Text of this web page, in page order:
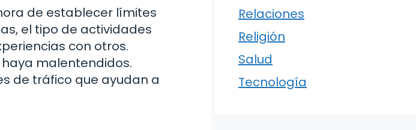
de establecer límites
el tipo de actividades
con otros.
malentendidos.
de tráfico que ayudan a
Relaciones
Religión
Salud
Tecnología